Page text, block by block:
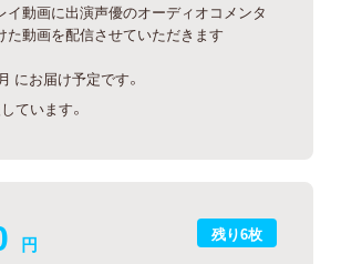
イ動画に出演声優のオーディオコメンタ
た動画を配信させていただきます
にお届け予定です。
ています。
残り6枚
円